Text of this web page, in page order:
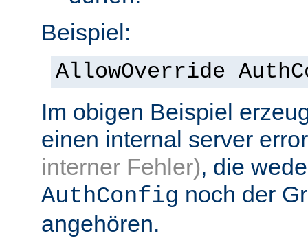
Beispiel:
AllowOverride
Im obigen Beispiel
einen internal server
interner Fehler), die
AuthConfig noch der
angehören.